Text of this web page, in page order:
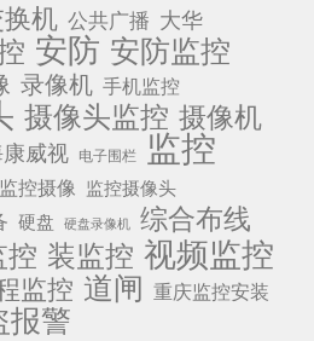
机 公共广播 大华
安防 安防监控
录像机 手机监控
摄像头监控 摄像机
威视 电子围栏 监控
监控摄像 监控摄像头
硬盘 硬盘录像机 综合布线
控 装监控 视频监控
监控 道闸 重庆监控安装
报警